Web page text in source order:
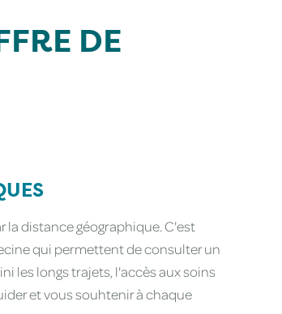
DE
distance géographique. C'est
qui permettent de consulter un
les longs trajets, l'accès aux soins
et vous souhtenir à chaque